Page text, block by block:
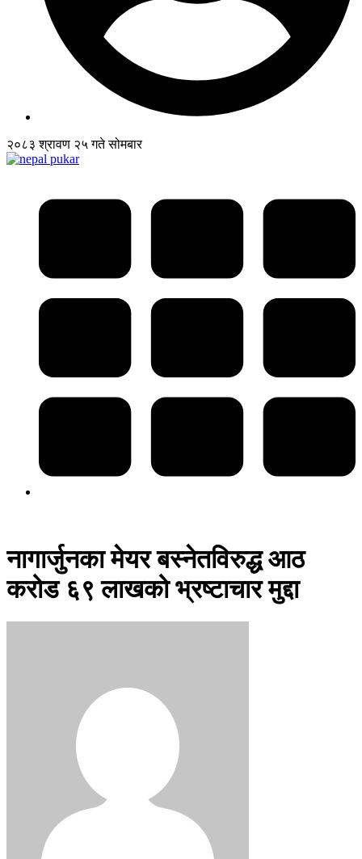
२०८३ श्रावण २५ गते सोमबार
नागार्जुनका मेयर बस्नेतविरुद्ध आठ
करोड ६९ लाखको भ्रष्टाचार मुद्दा